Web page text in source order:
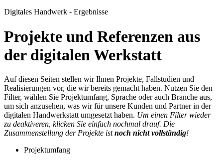
Digitales Handwerk - Ergebnisse
Projekte und Referenzen aus
der digitalen Werkstatt
Auf diesen Seiten stellen wir Ihnen Projekte, Fallstudien und
Realisierungen vor, die wir bereits gemacht haben. Nutzen Sie den
Filter, wählen Sie Projektumfang, Sprache oder auch Branche aus,
um sich anzusehen, was wir für unsere Kunden und Partner in der
digitalen Handwerkstatt umgesetzt haben. Um einen Filter wieder
zu deaktiveren, klicken Sie einfach nochmal drauf. Die
Zusammenstellung der Projekte istnoch nicht vollständig!
Projektumfang